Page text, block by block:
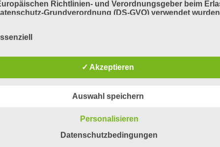
Richtlinien- und Verordnungsgeber beim
Grundverordnung (DS-GVO) verwendet
sein. Um dies zu gewährleisten, möchten wir vorab
in dieser Datenschutzerklärung unter anderem die
Personenbezogene Daten sind alle Informationen, die sich
✓ Akzeptieren
Auswahl speichern
Personalisieren
Datenschutzbedingungen